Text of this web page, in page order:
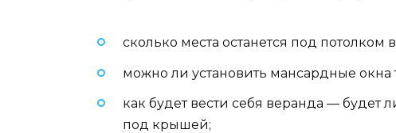
сколько места останется под потолком
можно ли установить мансардные окна
как будет вести себя веранда — будет
под крышей;